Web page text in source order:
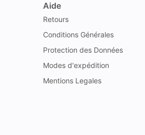
Aide
Retours
Conditions Générales
Protection des Données
Modes d'expédition
Mentions Legales